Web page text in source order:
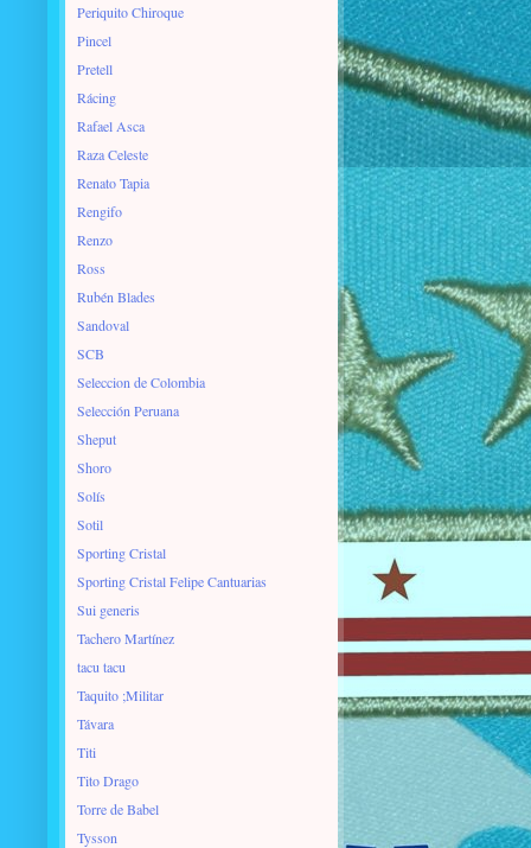
Periquito Chiroque
Pincel
Pretell
Rácing
Rafael Asca
Raza Celeste
Renato Tapia
Rengifo
Renzo
Ross
Rubén Blades
Sandoval
SCB
Seleccion de Colombia
Selección Peruana
Sheput
Shoro
Solís
Sotil
Sporting Cristal
Sporting Cristal Felipe Cantuarias
Sui generis
Tachero Martínez
tacu tacu
Taquito ;Militar
Távara
Titi
Tito Drago
Torre de Babel
Tysson